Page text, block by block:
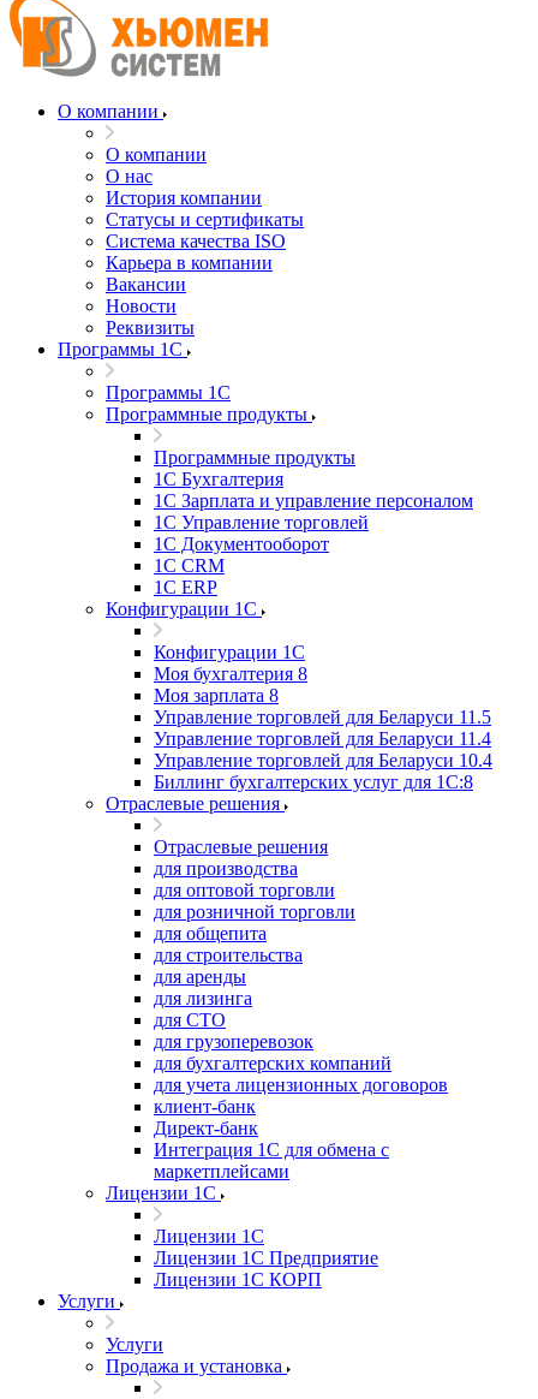
О компании
О компании
О нас
История компании
Статусы и сертификаты
Система качества ISO
Карьера в компании
Вакансии
Новости
Реквизиты
Программы 1С
Программы 1С
Программные продукты
Программные продукты
1С Бухгалтерия
1С Зарплата и управление персоналом
1С Управление торговлей
1С Документооборот
1С CRM
1С ERP
Конфигурации 1С
Конфигурации 1С
Моя бухгалтерия 8
Моя зарплата 8
Управление торговлей для Беларуси 11.5
Управление торговлей для Беларуси 11.4
Управление торговлей для Беларуси 10.4
Биллинг бухгалтерских услуг для 1С:8
Отраслевые решения
Отраслевые решения
для производства
для оптовой торговли
для розничной торговли
для общепита
для строительства
для аренды
для лизинга
для СТО
для грузоперевозок
для бухгалтерских компаний
для учета лицензионных договоров
клиент-банк
Директ-банк
Интеграция 1C для обмена с
маркетплейсами
Лицензии 1С
Лицензии 1С
Лицензии 1С Предприятие
Лицензии 1С КОРП
Услуги
Услуги
Продажа и установка